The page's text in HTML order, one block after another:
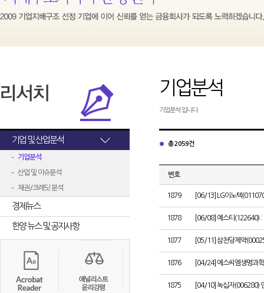
기업 및 산업분석
기업분석
산업 및 이슈분석
채권/크레딧 분석
경제뉴스
한양 뉴스 및 공지사항
기업분석
기업분석 입니다.
총 2059건
번호
1879 [06/13] LG이노텍
1878 [06/08] 예스티(122640) :
1877 [05/11] 삼천당제약
1876 [04/24] 에스씨엠생명과
1875 [04/10] 녹십자(006280)